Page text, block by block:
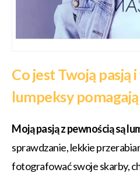
Co jest Twoją pasją
lumpeksy
Moją pasją z pewnością są
sprawdzanie, lekkie
fotografować swoje skarby,